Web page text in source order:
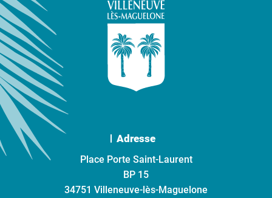
Adresse
Place Porte Saint-Laurent
BP 15
34751 Villeneuve-lès-Maguelone